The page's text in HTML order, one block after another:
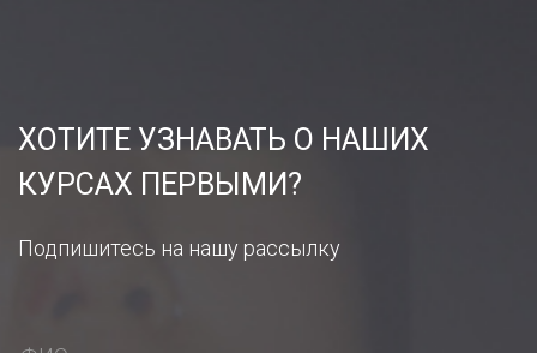
ХОТИТЕ УЗНАВАТЬ О НАШИХ
КУРСАХ ПЕРВЫМИ?
Подпишитесь на нашу рассылку